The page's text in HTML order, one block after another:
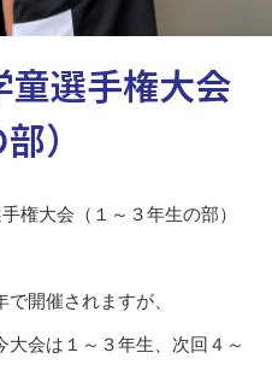
童選手権大会
）
権大会（１～３年生の部）
開催されますが、
大会は１～３年生、次回４～